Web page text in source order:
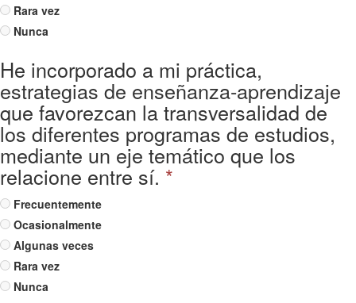
Rara vez
Nunca
He incorporado a mi práctica,
estrategias de enseñanza-aprendizaje
que favorezcan la transversalidad de
los diferentes programas de estudios,
mediante un eje temático que los
relacione entre sí. *
Frecuentemente
Ocasionalmente
Algunas veces
Rara vez
Nunca